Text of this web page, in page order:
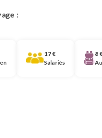
:
17 €
Salariés
8